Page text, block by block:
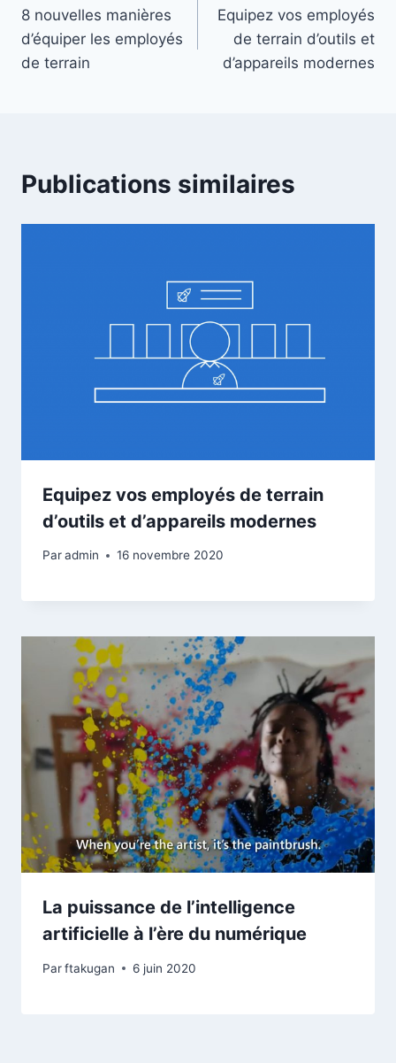
de
l’article
8 nouvelles manières
d’équiper les employés
de terrain
Equipez vos employés
de terrain d’outils et
d’appareils modernes
Publications similaires
Equipez vos employés de terrain
d’outils et d’appareils modernes
Paradmin 16 novembre 2020
La puissance de l’intelligence
artificielle à l’ère du numérique
Parftakugan 6 juin 2020